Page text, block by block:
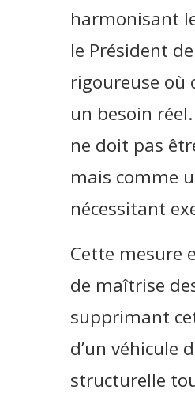
harmonisant
le Président
rigoureuse
un besoin
ne doit pas
mais comme
nécessitant
Cette mesure
de maîtrise
supprimant
d’un véhicule
structurelle